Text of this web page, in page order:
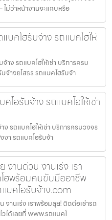
ม่ว่าหน้างานจะแคบหรือ
บคโฮรับจ้าง รถแบคโฮให้
าง รถแบคโฮให้เช่า บริการครบ
จ้างยโสธร รถแบคโฮรับจ้า
โฮรับจ้าง รถแบคโฮให้เช่า
ง รถแบคโฮให้เช่า บริการครบวงจร
งา รถแบคโฮรับจ้า
านด่วน งานเร่ง เรา
ฮพร้อมคนขับมืออาชีพ
บคโฮรับจ้าง.com
านเร่ง เราพร้อมลุย! ติดต่อเช่ารถ
ด้เลยที่ www.รถแบคโ